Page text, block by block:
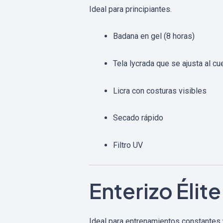
Ideal para principiantes.
Badana en gel (8 horas)
Tela lycrada que se ajusta al
Licra con costuras visibles
Secado rápido
Filtro UV
Enterizo Élite